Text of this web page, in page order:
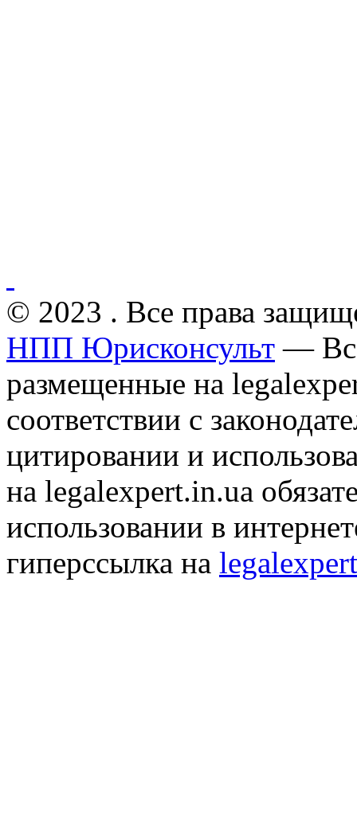
© 2023 . Все права
НПП Юрисконсульт —
размещенные на
соответствии с
цитировании и
на legalexpert.in.ua
использовании в
гиперссылка на